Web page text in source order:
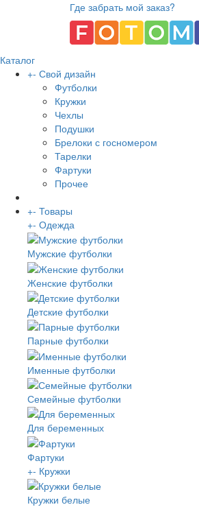
Где забрать мой заказ?
Каталог
+- Свой дизайн
Футболки
Кружки
Чехлы
Подушки
Брелоки с госномером
Тарелки
Фартуки
Прочее
+- Товары
+- Одежда
Мужские футболки
Женские футболки
Детские футболки
Парные футболки
Именные футболки
Семейные футболки
Для беременных
Фартуки
+- Кружки
Кружки белые